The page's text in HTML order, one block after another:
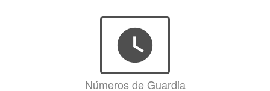
watch_later
Números de Guardia